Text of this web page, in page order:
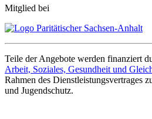
Mitglied bei
Teile der Angebote werden finanziert
Arbeit, Soziales, Gesundheit und
Rahmen des Dienstleistungsvertrages
und Jugendschutz.